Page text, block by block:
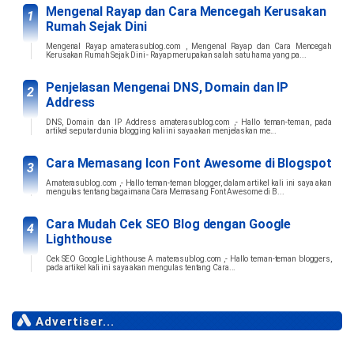
Mengenal Rayap dan Cara Mencegah Kerusakan
Rumah Sejak Dini
Mengenal Rayap amaterasublog.com , Mengenal Rayap dan Cara Mencegah
Kerusakan Rumah Sejak Dini - Rayap merupakan salah satu hama yang pa...
Penjelasan Mengenai DNS, Domain dan IP
Address
DNS, Domain dan IP Address amaterasublog.com ,- Hallo teman-teman, pada
artikel seputar dunia blogging kali ini saya akan menjelaskan me...
Cara Memasang Icon Font Awesome di Blogspot
Amaterasublog.com ,- Hallo teman-teman blogger, dalam artikel kali ini saya akan
mengulas tentang bagaimana Cara Memasang Font Awesome di B...
Cara Mudah Cek SEO Blog dengan Google
Lighthouse
Cek SEO Google Lighthouse A materasublog.com ,- Hallo teman-teman bloggers,
pada artikel kali ini saya akan mengulas tentang Cara...
Advertiser...